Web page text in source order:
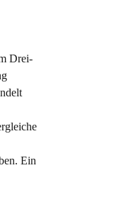
Drei-
Ein